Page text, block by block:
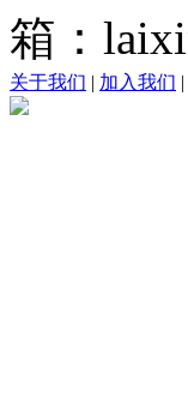
箱：
关于我们 | 加入我们 |